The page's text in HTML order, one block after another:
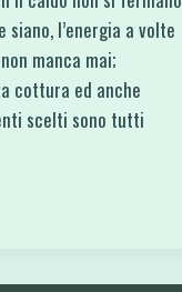
l’energia a volte
manca mai;
cottura ed anche
scelti sono tutti